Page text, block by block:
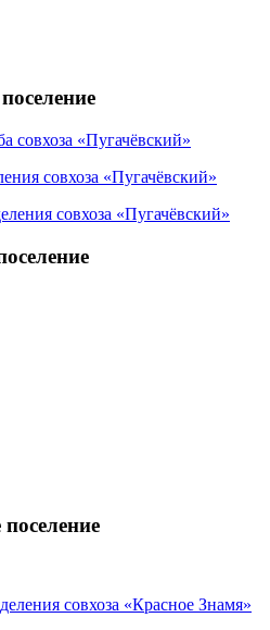
совхоза «Пугачёвский»
совхоза «Пугачёвский»
совхоза «Пугачёвский»
совхоза «Красное Знамя»